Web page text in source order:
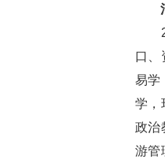
口、
易学
学，
政治
游管